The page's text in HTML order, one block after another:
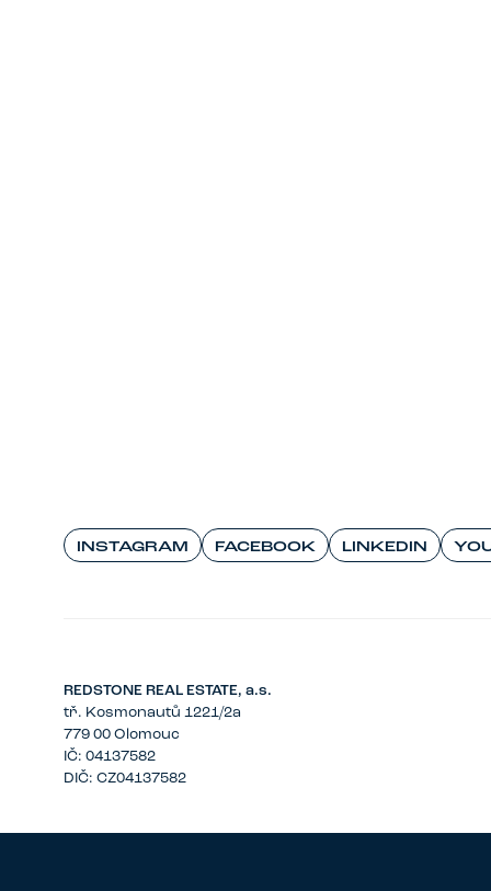
INSTAGRAM FACEBOOK LINKEDIN
REDSTONE REAL ESTATE, a.s.
tř. Kosmonautů 1221/2a
779 00 Olomouc
IČ: 04137582
DIČ: CZ04137582